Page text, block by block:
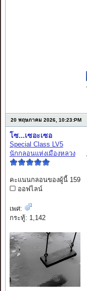
20 พฤษภาคม 2026, 10:23:PM
โซ...เซอะเซอ
Special Class LV5
นักกลอนแห่งเมืองหลวง
คะแนนกลอนของผู้นี้ 159
ออฟไลน์
เพศ:
กระทู้: 1,142